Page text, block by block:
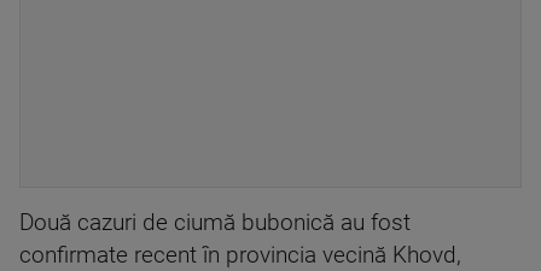
Două cazuri de ciumă bubonică au fost
confirmate recent în provincia vecină Khovd,